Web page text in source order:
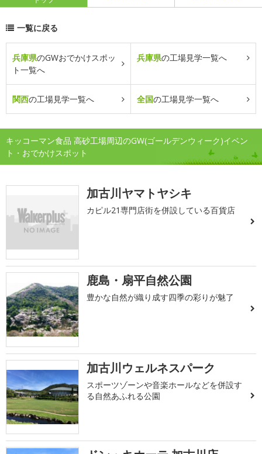
一覧に戻る
兵庫県のGWおでかけスポッ
ト一覧へ
兵庫県の工場見学一覧へ
関西の工場見学一覧へ 全国の工場見学一覧へ
キッコーマン食品 高砂工場周辺のGW(ゴールデンウィーク)イベン
ト・おでかけスポット
加古川ヤマトヤシキ
カピル21専門店街を併設している百貨店
鹿島・扇平自然公園
豊かな自然が織り成す四季の彩りが魅了
加古川ウェルネスパーク
スポーツゾーンや音楽ホールなどを併設す
る自然あふれる公園